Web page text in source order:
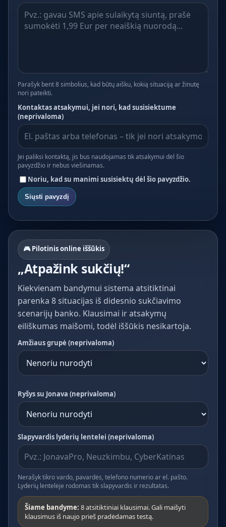
Parašyk bent 8 simbolius, kad būtų aišku, kokią situaciją ar žinutę
nori pateikti.
Kontaktas atsakymui, jei nori, kad susisiektume
(neprivaloma)
Jei paliksi kontaktą, jis bus naudojamas tik atsakymui dėl šio
pavyzdžio ir nebus viešinamas.
Noriu, kad su manimi susisiektų dėl šio pavyzdžio.
Siųsti pavyzdį
🎮 Pilotinis online iššūkis
„Atpažink sukčių!“
Kiekvienam bandymui sistema atsitiktinai
parenka 8 situacijas iš didesnio sukčiavimo
scenarijų banko. Klausimai ir atsakymų
eiliškumas maišomi, todėl iššūkis nesikartoja.
Amžiaus grupė (neprivaloma)
Ryšys su Jonava (neprivaloma)
Slapyvardis lyderių lentelei (neprivaloma)
Nerašyk tikro vardo, pavardės, telefono numerio ar el. pašto.
Lyderių lentelėje rodomas tik slapyvardis ir rezultatas.
Šiame bandyme: 8 atsitiktiniai klausimai. Gali maišyti
klausimus iš naujo prieš pradėdamas testą.